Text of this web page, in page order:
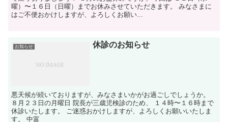
曜）〜１６日（日曜）までお休みさせていただきます。 みなさまに
はご不便おかけしますが、よろしくお願い...
お知らせ 休診のお知らせ
悪天候が続いておりますが、みなさまいかがお過ごしでしょうか。
８月２３日の月曜日 院長が三歳児検診のため、 １４時〜１６時まで
休診いたします。 ご迷惑おかけしますが、よろしくお願いいたしま
す。 中富